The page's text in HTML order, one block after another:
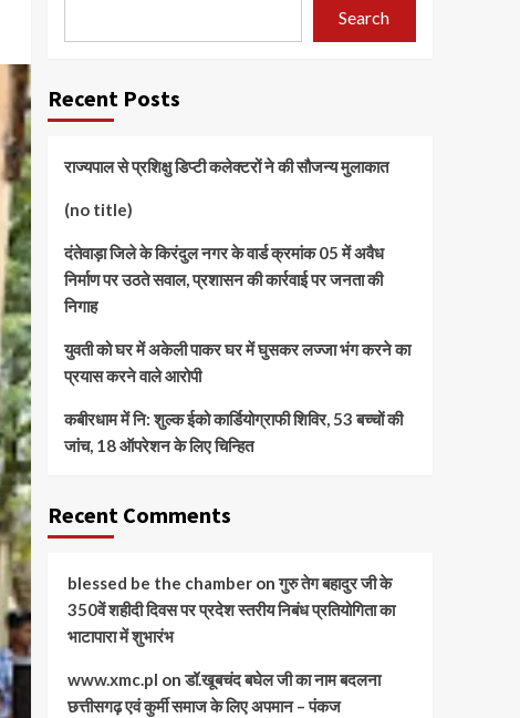
Search
Recent Posts
राज्यपाल से प्रशिक्षु डिप्टी कलेक्टरों ने की सौजन्य मुलाकात
(no title)
दंतेवाड़ा जिले के किरंदुल नगर के वार्ड क्रमांक 05 में अवैध
निर्माण पर उठते सवाल, प्रशासन की कार्रवाई पर जनता की
निगाह
युवती को घर में अकेली पाकर घर में घुसकर लज्जा भंग करने का
प्रयास करने वाले आरोपी
कबीरधाम में नि: शुल्क ईको कार्डियोग्राफी शिविर, 53 बच्चों की
जांच, 18 ऑपरेशन के लिए चिन्हित
Recent Comments
blessed be the chamberonगुरु तेग बहादुर जी के
350वें शहीदी दिवस पर प्रदेश स्तरीय निबंध प्रतियोगिता का
भाटापारा में शुभारंभ
www.xmc.pl onडॉ.खूबचंद बघेल जी का नाम बदलना
छत्तीसगढ़ एवं कुर्मी समाज के लिए अपमान – पंकज